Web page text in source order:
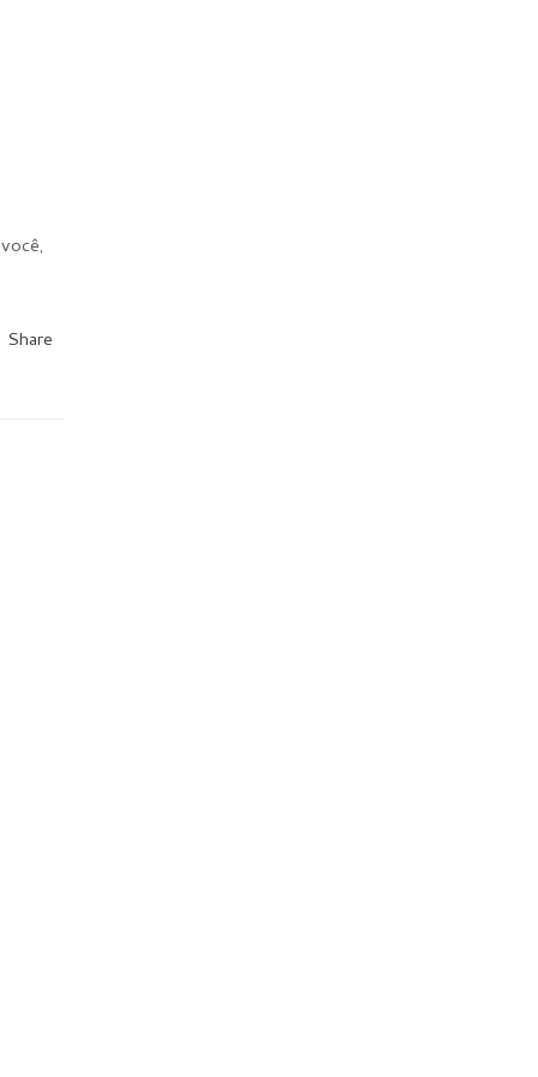
Share